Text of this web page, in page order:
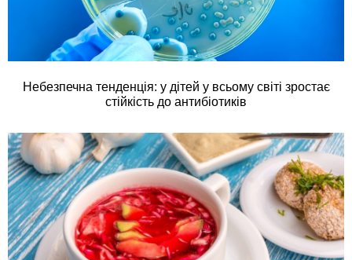
Небезпечна тенденція: у дітей у всьому світі зростає
стійкість до антибіотиків